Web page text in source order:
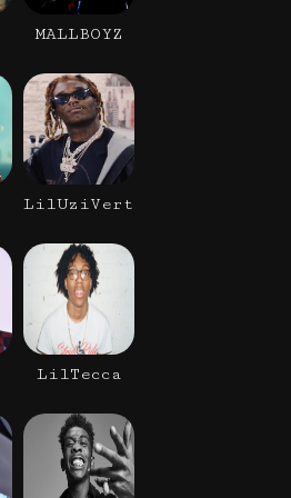
MALLBOYZ
LilUziVert
LilTecca